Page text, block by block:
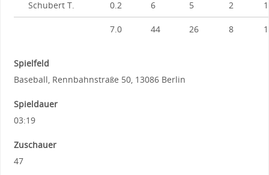
Schubert T. 0.2 6 5 2 1
7.0 44 26 8
Spielfeld
Baseball, Rennbahnstraße 50, 13086 Berlin
Spieldauer
03:19
Zuschauer
47